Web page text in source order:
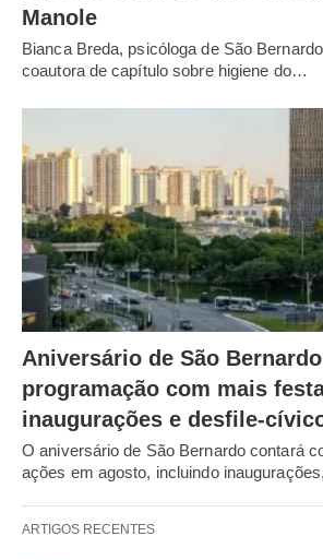
Manole
Bianca Breda, psicóloga de São
coautora de capítulo sobre higiene do…
Aniversário de São
programação com mais
inaugurações e desfile-
O aniversário de São Bernardo contará
ações em agosto, incluindo
ARTIGOS RECENTES